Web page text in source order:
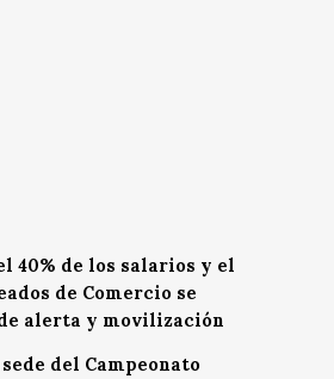
40% de los salarios y el
de Comercio se
alerta y movilización
del Campeonato